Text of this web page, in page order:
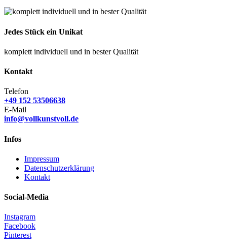
Jedes Stück ein Unikat
komplett individuell und in bester Qualität
Kontakt
Telefon
+49 152 53506638
E-Mail
info@vollkunstvoll.de
Infos
Impressum
Datenschutzerklärung
Kontakt
Social-Media
Instagram
Facebook
Pinterest